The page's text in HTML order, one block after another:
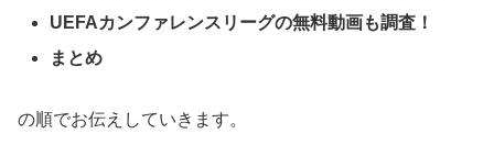
UEFAカンファレンスリーグの無料動画も調査！
まとめ
の順でお伝えしていきます。